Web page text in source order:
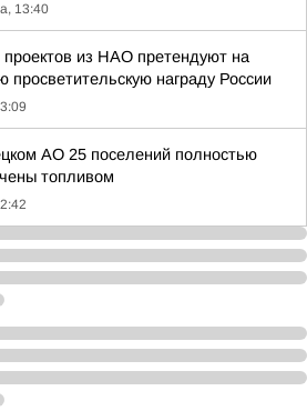
13:40
проектов из НАО претендуют на
просветительскую награду России
АО 25 поселений полностью
топливом